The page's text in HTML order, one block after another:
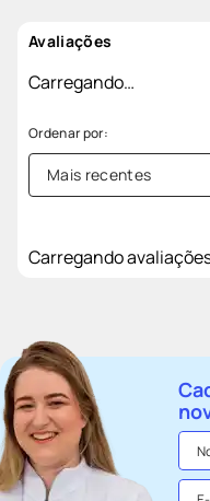
Avaliações
Carregando…
Mais recentes
Carregando